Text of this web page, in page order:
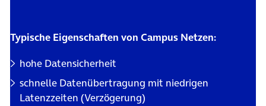
Typische Eigenschaften von Campus Netzen:
hohe Datensicherheit
schnelle Datenübertragung mit niedrigen
Latenzzeiten (Verzögerung)